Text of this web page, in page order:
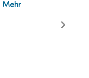
Mehr